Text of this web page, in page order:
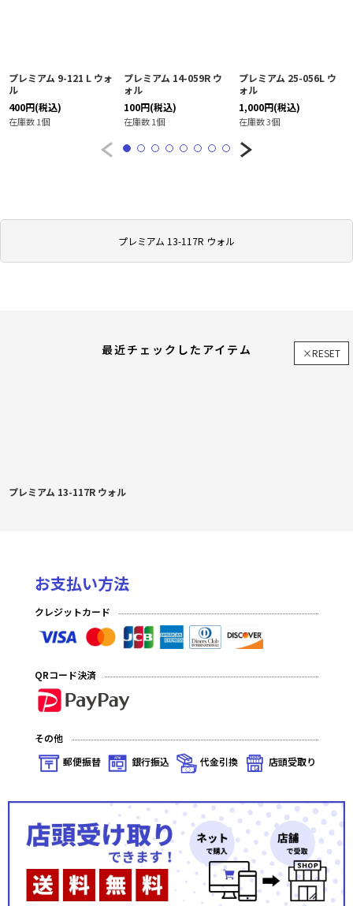
プレミアム 13-117R ウォル
プレミアム 9-121 L ウォ
ル
400円(税込)
在庫数 1個
プレミアム 14-059R ウ
ォル
100円(税込)
在庫数 1個
プレミアム 25-056L ウ
ォル
1,000円(税込)
在庫数 3個
最近チェックしたアイテム ×RESET
プレミアム 13-117R ウォル
お支払い方法
クレジットカード
QRコード決済
その他
郵便振替
銀行振込 代金引換 店頭受取り